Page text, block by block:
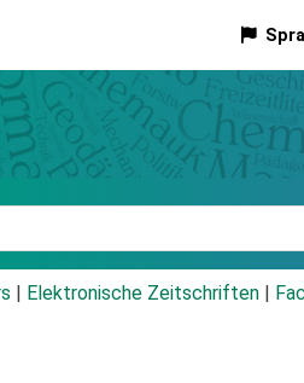
Elektronische Zeitschriften